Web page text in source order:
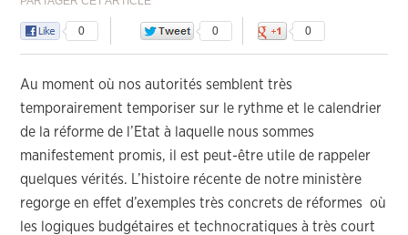
0 0 0
Au moment où nos autorités semblent très
temporairement temporiser sur le rythme et le calendrier
de la réforme de l’Etat à laquelle nous sommes
manifestement promis, il est peut-être utile de rappeler
quelques vérités. L’histoire récente de notre ministère
regorge en effet d’exemples très concrets de réformes où
les logiques budgétaires et technocratiques à très court